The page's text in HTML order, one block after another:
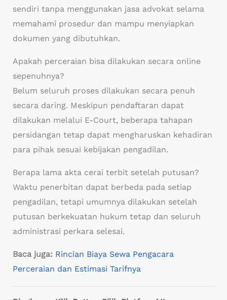
sendiri tanpa menggunakan jasa advokat selama
memahami prosedur dan mampu menyiapkan
dokumen yang dibutuhkan.
Apakah perceraian bisa dilakukan secara online
sepenuhnya?
Belum seluruh proses dilakukan secara penuh
secara daring. Meskipun pendaftaran dapat
dilakukan melalui E-Court, beberapa tahapan
persidangan tetap dapat mengharuskan kehadiran
para pihak sesuai kebijakan pengadilan.
Berapa lama akta cerai terbit setelah putusan?
Waktu penerbitan dapat berbeda pada setiap
pengadilan, tetapi umumnya dilakukan setelah
putusan berkekuatan hukum tetap dan seluruh
administrasi perkara selesai.
Baca juga: Rincian Biaya Sewa Pengacara
Perceraian dan Estimasi Tarifnya